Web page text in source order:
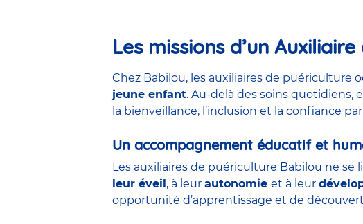
Les missions d’un
Chez Babilou, les auxiliaires de puériculture
jeune enfant. Au-delà des soins
la bienveillance, l’inclusion et la confiance
Un accompagnement éducatif et
Les auxiliaires de puériculture Babilou ne
leur éveil, à leur autonomie et à leur
opportunité d’apprentissage et de